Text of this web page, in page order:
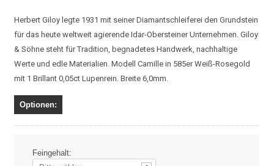
Herbert Giloy legte 1931 mit seiner Diamantschleiferei den Grundstein
für das heute weltweit agierende Idar-Obersteiner Unternehmen. Giloy
& Söhne steht für Tradition, begnadetes Handwerk, nachhaltige
Werte und edle Materialien. Modell Camille in 585er Weiß-Rosegold
mit 1 Brillant 0,05ct Lupenrein. Breite 6,0mm.
Optionen:
Feingehalt: